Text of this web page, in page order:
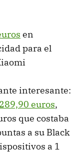
en
para el
interesante:
289,90 euros,
que costaba
a su Black
a 1